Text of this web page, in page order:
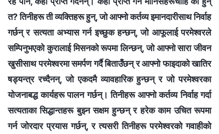
त? तिनीहरू ती व्यक्तिहरू हुन्, जो आफ्नो कर्तव्य इमानदारीसाथ निर्वाह
गर्छन् र सत्यता अभ्यास गर्न इच्छुक हन्छन्, जो आफूलाई परमेश्‍वरले
सम्पिनुभएको कुरालाई मिसनको रूपमा लिन्छन्, जो आफ्नो सारा जीवन
खुसीसाथ परमेश्‍वरमा समर्पण गर्दै बिताउँछन् र आफ्नो फाइदाको खातिर
षड्यन्त्र रच्दैनन्, जो एकदमै व्यावहारिक हुन्छन् र जो परमेश्‍वरका
योजनाबद्ध कार्यहरू पालन गर्छन्। तिनीहरू आफ्नो कर्तव्य निर्वाह गर्दा
सत्यताका सिद्धान्तहरू बुझ्न सक्षम हुन्छन् र हरेक काम उचित रूपमा
गर्न जोरदार प्रयास गर्छन्, र त्यसरी तिनीहरू परमेश्‍वरको गवाहीको